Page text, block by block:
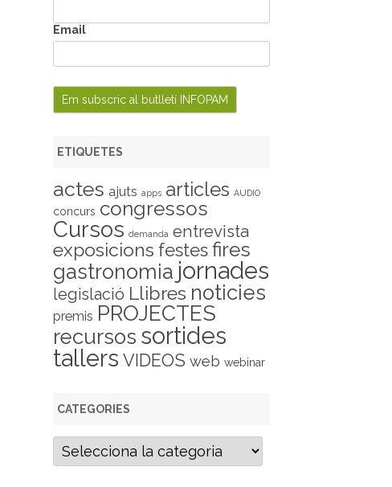
Email
ETIQUETES
actes ajuts apps articles AUDIO
concurs congressos
Cursos demanda entrevista
exposicions festes fires
gastronomia jornades
legislació Llibres noticies
premis PROJECTES
recursos sortides
tallers VIDEOS web webinar
CATEGORIES
C